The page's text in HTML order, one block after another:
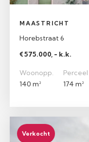
MAASTRICHT
Horebstraat 6
€ 575.000, - k.k.
Woonopp.
140 m²
Perceel
174 m²
Verkocht